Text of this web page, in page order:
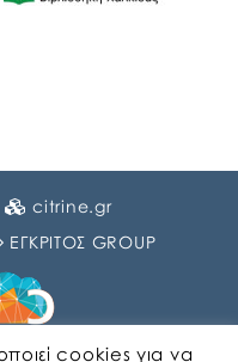
citrine.gr
ΕΓΚΡΙΤΟΣ GROUP
cookies για να